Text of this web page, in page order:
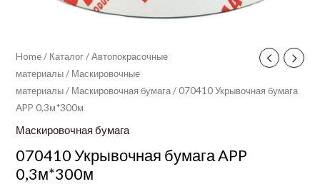
Home/ Каталог/Автопокрасочные
материалы/ Маскировочные
материалы/ Маскировочная бумага/ 070410 Укрывочная бумага
APP 0,3м*300м
Маскировочная бумага
070410 Укрывочная бумага APP
0,3м*300м